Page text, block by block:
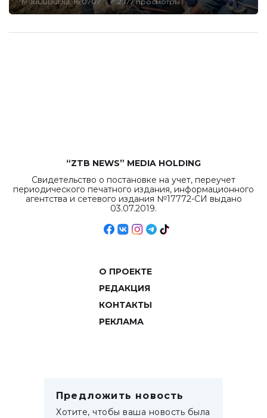
“ZTB NEWS” MEDIA HOLDING
Свидетельство о постановке на учет, переучет
периодического печатного издания, информационного
агентства и сетевого издания №17772-СИ выдано
03.07.2019.
О ПРОЕКТЕ
РЕДАКЦИЯ
КОНТАКТЫ
РЕКЛАМА
Предложить новость
Хотите, чтобы ваша новость была